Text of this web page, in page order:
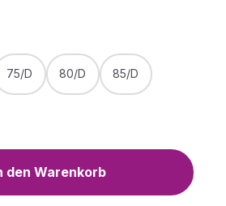
75/D 80/D 85/D
gewünschten Wert
den Warenkorb